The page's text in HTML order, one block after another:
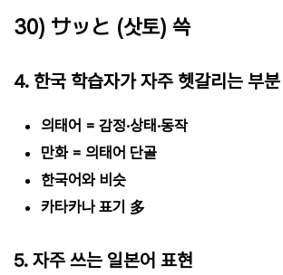
30) サッと (삿토) 쓱
4. 한국 학습자가 자주 헷갈리는 부분
의태어 = 감정·상태·동작
만화 = 의태어 단골
한국어와 비슷
카타카나 표기 多
5. 자주 쓰는 일본어 표현